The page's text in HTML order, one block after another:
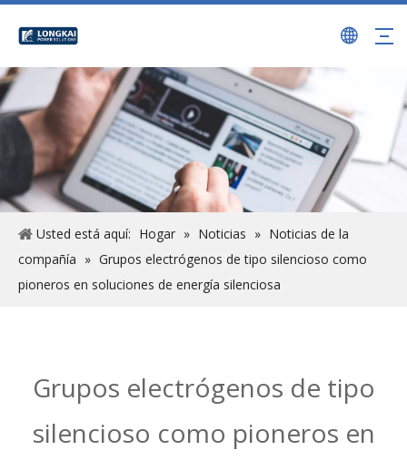
Usted está aquí: Hogar » Noticias » Noticias de la
compañía » Grupos electrógenos de tipo silencioso como
pioneros en soluciones de energía silenciosa
Grupos electrógenos de tipo
silencioso como pioneros en